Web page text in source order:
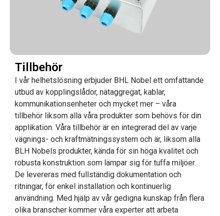
Tillbehör
I vår helhetslösning erbjuder BHL Nobel ett omfattande
utbud av kopplingslådor, nätaggregat, kablar,
kommunikationsenheter och mycket mer – våra
tillbehör liksom alla våra produkter som behövs för din
applikation. Våra tillbehör är en integrerad del av varje
vägnings- och kraftmätningssystem och är, liksom alla
BLH Nobels produkter, kända för sin höga kvalitet och
robusta konstruktion som lämpar sig för tuffa miljöer.
De levereras med fullständig dokumentation och
ritningar, för enkel installation och kontinuerlig
användning. Med hjälp av vår gedigna kunskap från flera
olika branscher kommer våra experter att arbeta